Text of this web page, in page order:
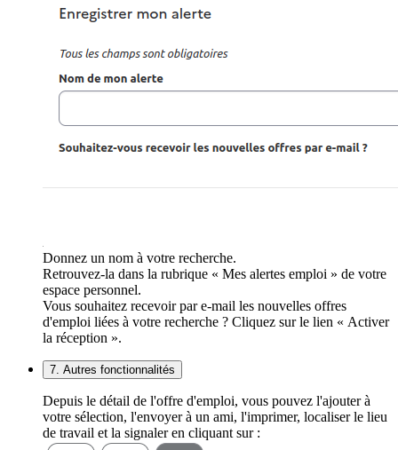
Donnez un nom à votre recherche.
Retrouvez-la dans la rubrique « Mes alertes emploi » de votre
espace personnel.
Vous souhaitez recevoir par e-mail les nouvelles offres
d'emploi liées à votre recherche ? Cliquez sur le lien « Activer
la réception ».
7. Autres fonctionnalités
Depuis le détail de l'offre d'emploi, vous pouvez l'ajouter à
votre sélection, l'envoyer à un ami, l'imprimer, localiser le lieu
de travail et la signaler en cliquant sur :